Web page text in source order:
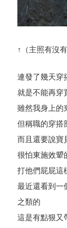
↑（主照有沒
連發了幾天穿
就是不能再穿
雖然我身上的
但稱職的穿搭
而且還要說寶
很怕東施效顰
打他們屁屁這
最近還看到一
之類的
這是有點狠又